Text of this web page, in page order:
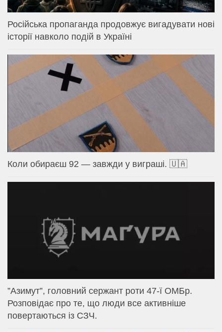
Російська пропаганда продовжує вигадувати нові
історії навколо подій в Україні
Коли обираєш 92 — завжди у виграші. 🇺🇦
⁨”Азимут”, головний сержант роти 47-ї ОМБр.
Розповідає про те, що люди все активніше
повертаються із СЗЧ.